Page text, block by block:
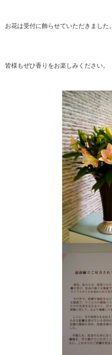
お花は受付に飾らせていただきました。
皆様もぜひ香りをお楽しみください。